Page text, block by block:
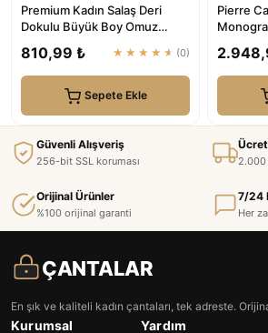
Premium Kadın Salaş Deri
Dokulu Büyük Boy Omuz
810,99 ₺ ★★★★★ (0)
Sepete Ekle
Pierre
Güvenli Alışveriş
256-bit SSL koruması 2.000
Orijinal Ürünler
%100 orijinal garanti
7/24
Her
ÇANTALAR
En şık ve kaliteli kadın çantaları, tek adreste.
Kurumsal Yardım